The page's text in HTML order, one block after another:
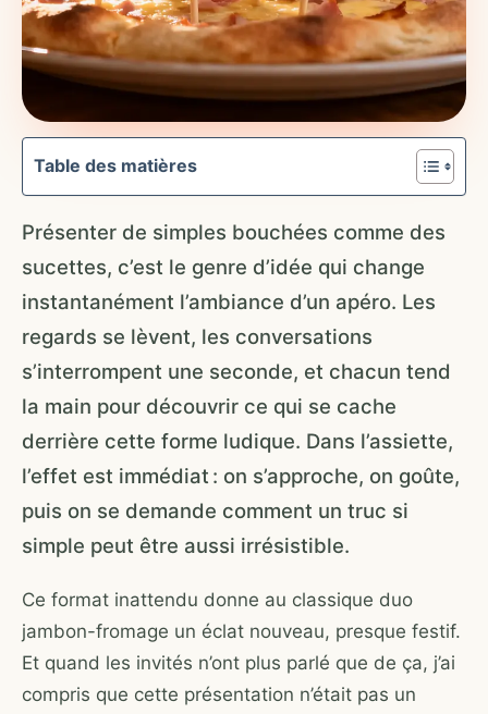
Table des matières
Présenter de simples bouchées comme des
sucettes, c’est le genre d’idée qui change
instantanément l’ambiance d’un apéro. Les
regards se lèvent, les conversations
s’interrompent une seconde, et chacun tend
la main pour découvrir ce qui se cache
derrière cette forme ludique. Dans l’assiette,
l’effet est immédiat : on s’approche, on goûte,
puis on se demande comment un truc si
simple peut être aussi irrésistible.
Ce format inattendu donne au classique duo
jambon-fromage un éclat nouveau, presque festif.
Et quand les invités n’ont plus parlé que de ça, j’ai
compris que cette présentation n’était pas un